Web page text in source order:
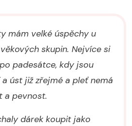
mám velké úspěchy u
skupin. Nejvíce si
padesátce, kdy jsou
úst již zřejmé a pleť nemá
a pevnost.
dárek koupit jako